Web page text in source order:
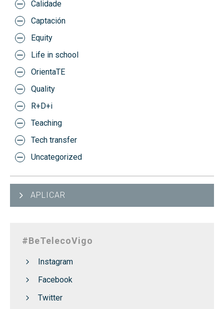
Calidade
Captación
Equity
Life in school
OrientaTE
Quality
R+D+i
Teaching
Tech transfer
Uncategorized
APLICAR
#BeTelecoVigo
Instagram
Facebook
Twitter